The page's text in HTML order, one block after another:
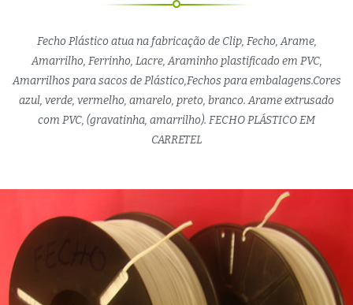
Fecho Plástico atua na fabricação de Clip, Fecho, Arame,
Amarrilho, Ferrinho, Lacre, Araminho plastificado em PVC,
Amarrilhos para sacos de Plástico,Fechos para embalagens.Cores
azul, verde, vermelho, amarelo, preto, branco. Arame extrusado
com PVC, (gravatinha, amarrilho). FECHO PLÁSTICO EM
CARRETEL